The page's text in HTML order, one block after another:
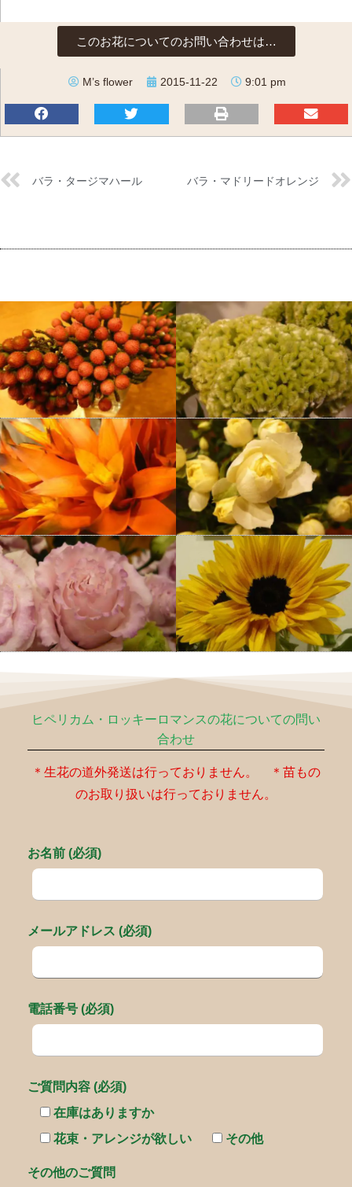
このお花についてのお問い合わせは…
M’s flower 2015-11-22 9:01 pm
バラ・タージマハール バラ・マドリードオレンジ
ヒペリカム・ロッキーロマンスの花についての問い
合わせ
＊生花の道外発送は行っておりません。 ＊苗もの
のお取り扱いは行っておりません。
お名前 (必須)
メールアドレス (必須)
電話番号 (必須)
ご質問内容 (必須)
在庫はありますか
花束・アレンジが欲しい
その他
その他のご質問